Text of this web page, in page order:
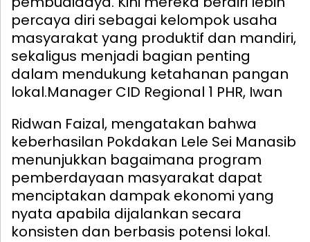
percaya diri sebagai kelompok usaha
masyarakat yang produktif dan mandiri,
sekaligus menjadi bagian penting
dalam mendukung ketahanan pangan
lokal.Manager CID Regional 1 PHR, Iwan
Ridwan Faizal, mengatakan bahwa
keberhasilan Pokdakan Lele Sei Manasib
menunjukkan bagaimana program
pemberdayaan masyarakat dapat
menciptakan dampak ekonomi yang
nyata apabila dijalankan secara
konsisten dan berbasis potensi lokal.